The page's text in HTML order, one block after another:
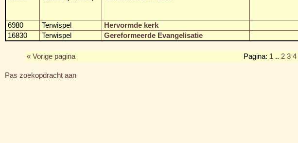
6980 Terwispel Hervormde kerk
16830
Terwispel Gereformeerde Evangelisatie
« Vorige pagina Pagina: 1 .. 2 3 4
Pas zoekopdracht aan